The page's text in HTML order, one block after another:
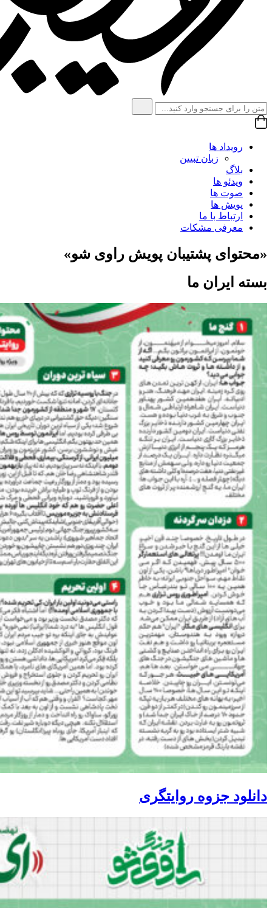
رویداد ها
زبان تبیین
بلاگ
ویدئو ها
صوت ها
پویش ها
ارتباط با ما
معرفی مشکات
«محتوای پشتیبان پویش راوی شو»
بسته ایران ما
دانلود جزوه روایتگری